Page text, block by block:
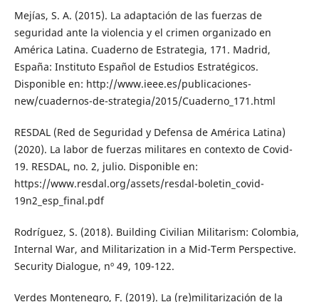
Mejías, S. A. (2015). La adaptación de las fuerzas de
seguridad ante la violencia y el crimen organizado en
América Latina. Cuaderno de Estrategia, 171. Madrid,
España: Instituto Español de Estudios Estratégicos.
Disponible en: http://www.ieee.es/publicaciones-
new/cuadernos-de-strategia/2015/Cuaderno_171.html
RESDAL (Red de Seguridad y Defensa de América Latina)
(2020). La labor de fuerzas militares en contexto de Covid-
19. RESDAL, no. 2, julio. Disponible en:
https://www.resdal.org/assets/resdal-boletin_covid-
19n2_esp_final.pdf
Rodríguez, S. (2018). Building Civilian Militarism: Colombia,
Internal War, and Militarization in a Mid-Term Perspective.
Security Dialogue, nº 49, 109-122.
Verdes Montenegro, F. (2019). La (re)militarización de la